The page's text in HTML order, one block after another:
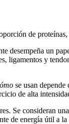
de
desempeña un
ligamentos y
se usan
de alta
Se consideran
de energía útil a